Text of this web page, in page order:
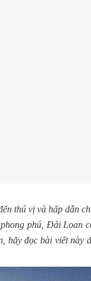
thú vị và hấp dẫn
phú, Đài Loan
hãy đọc bài viết này